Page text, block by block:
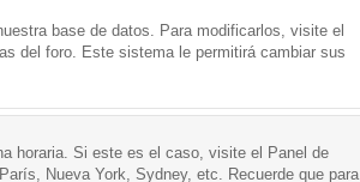
base de datos. Para modificarlos, visite el
del foro. Este sistema le permitirá cambiar sus
horaria. Si este es el caso, visite el Panel de
Nueva York, Sydney, etc. Recuerde que para